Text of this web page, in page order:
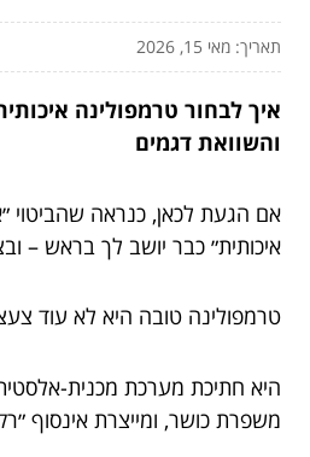
תאריך: מאי 15, 2026
איך לבחור טרמפולינה
והשוואת דגמים
אם הגעת לכאן, כנראה שהביטוי
איכותית״ כבר יושב לך בראש –
טרמפולינה טובה היא לא עוד
היא חתיכת מערכת מכנית-
משפרת כושר, ומייצרת אינסוף